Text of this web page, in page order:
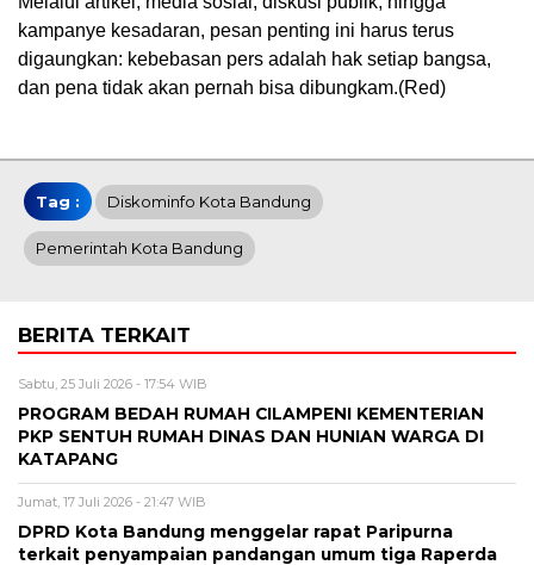
kampanye kesadaran, pesan penting ini harus terus
digaungkan: kebebasan pers adalah hak setiap bangsa,
dan pena tidak akan pernah bisa dibungkam.(Red)
Tag : Diskominfo Kota Bandung
Pemerintah Kota Bandung
BERITA TERKAIT
Sabtu, 25 Juli 2026 - 17:54 WIB
PROGRAM BEDAH RUMAH CILAMPENI KEMENTERIAN
PKP SENTUH RUMAH DINAS DAN HUNIAN WARGA DI
KATAPANG
Jumat, 17 Juli 2026 - 21:47 WIB
DPRD Kota Bandung menggelar rapat Paripurna
terkait penyampaian pandangan umum tiga Raperda